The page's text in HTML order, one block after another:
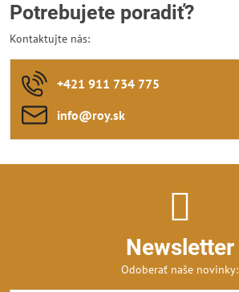
Potrebujete poradiť?
Kontaktujte nás:
+421 911 734 775
info​@roy​.sk
Newsletter
Odoberať naše novinky: